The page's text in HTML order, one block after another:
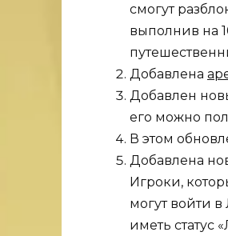
смогут
выполнив на
Добавлена
Добавлен
его можно
В этом
Добавлена
Игроки,
могут войти
иметь статус